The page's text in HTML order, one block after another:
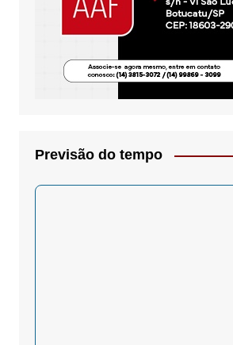
Previsão do tempo